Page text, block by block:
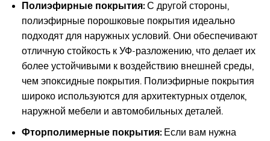
Полиэфирные покрытия:С другой стороны,
полиэфирные порошковые покрытия идеально
подходят для наружных условий. Они обеспечивают
отличную стойкость к УФ-разложению, что делает их
более устойчивыми к воздействию внешней среды,
чем эпоксидные покрытия. Полиэфирные покрытия
широко используются для архитектурных отделок,
наружной мебели и автомобильных деталей.
Фторполимерные покрытия:Если вам нужна